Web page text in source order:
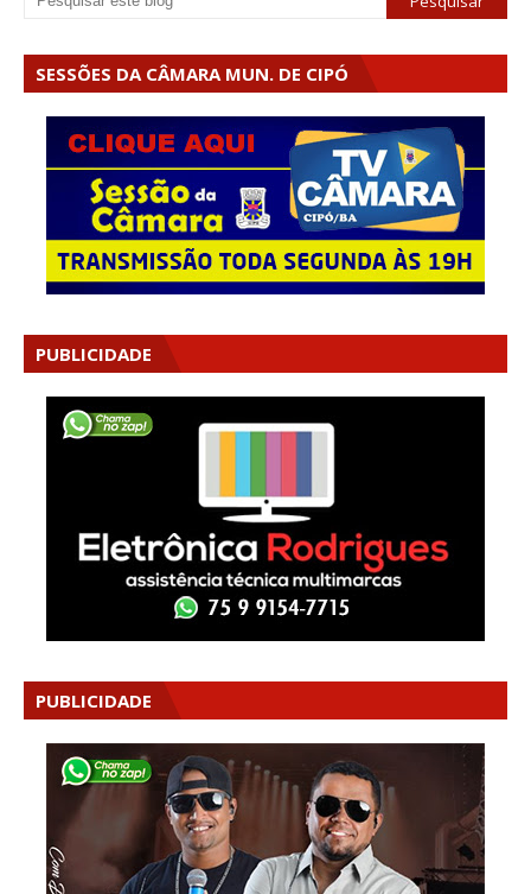
SESSÕES DA CÂMARA MUN. DE CIPÓ
PUBLICIDADE
PUBLICIDADE